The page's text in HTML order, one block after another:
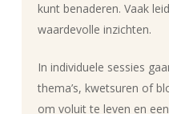
kunt benaderen. Vaak
waardevolle inzichten.
In individuele sessies
thema’s, kwetsuren of
om voluit te leven en